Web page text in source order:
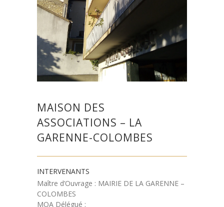
MAISON DES
ASSOCIATIONS – LA
GARENNE-COLOMBES
INTERVENANTS
Maître d’Ouvrage : MAIRIE DE LA GARENNE –
COLOMBES
MOA Délégué :